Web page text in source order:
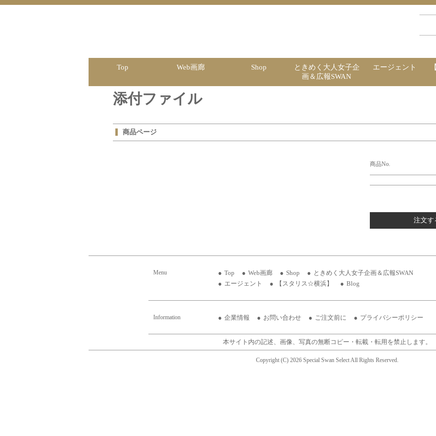
Top Web画廊 Shop
ときめく大人女子企
画＆広報SWAN
エージェント
添付ファイル
商品ページ
商品No.
注文す
Menu Top Web画廊 Shop
ときめく大人女子企画＆広報SWAN
エージェント
【スタリス☆横浜】 Blog
Information 企業情報 お問い合わせ ご注文前に プライバシーポリシー
本サイト内の記述、画像、写真の無断コピー・転載・転用を禁止します。
Copyright (C) 2026 Special Swan Select All Rights Reserved.